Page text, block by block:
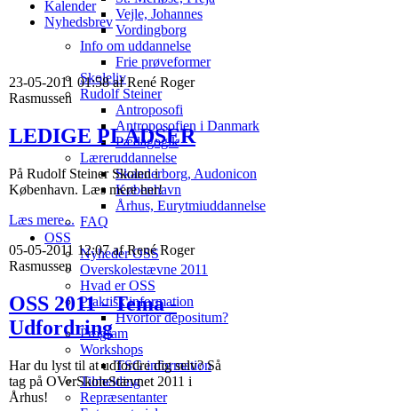
Vejle, Johannes
Vordingborg
Info om uddannelse
Frie prøveformer
Skoleliv
Rudolf Steiner
Antroposofi
Antroposofien i Danmark
Pædagogik
Læreruddannelse
Skanderborg, Audonicon
København
Århus, Eurytmiuddannelse
FAQ
OSS
Nyheder OSS
Overskolestævne 2011
Hvad er OSS
Praktisk information
Hvorfor depositum?
Program
Workshops
TSG information
Tilmelding
Repræsentanter
Kalender
Nyhedsbrev
23-05-2011 01:58 af René Roger
Rasmussen
LEDIGE PLADSER
På Rudolf Steiner Skolen i
København. Læs mere her!
Læs mere...
05-05-2011 12:07 af René Roger
Rasmussen
OSS 2011 - Tema -
Udfordring
Har du lyst til at udfordre dig selv? Så
tag på OVerSkoleStævnet 2011 i
Århus!